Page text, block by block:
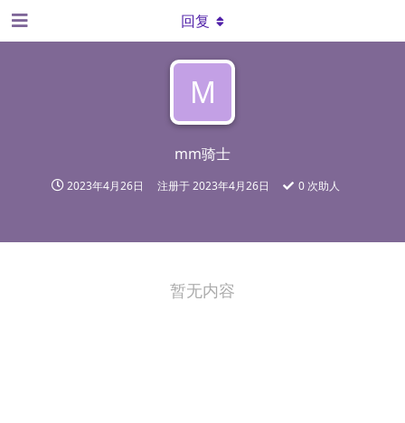
M
mm骑士
2023年4月26日 注册于2023年4月26日 0 次助人
回复
暂无内容